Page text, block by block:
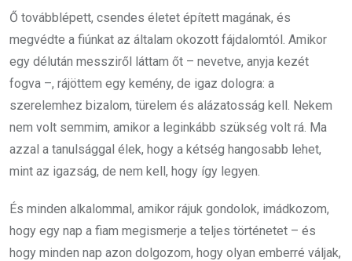
Ő továbblépett, csendes életet épített magának, és
megvédte a fiúnkat az általam okozott fájdalomtól. Amikor
egy délután messziről láttam őt – nevetve, anyja kezét
fogva –, rájöttem egy kemény, de igaz dologra: a
szerelemhez bizalom, türelem és alázatosság kell. Nekem
nem volt semmim, amikor a leginkább szükség volt rá. Ma
azzal a tanulsággal élek, hogy a kétség hangosabb lehet,
mint az igazság, de nem kell, hogy így legyen.
És minden alkalommal, amikor rájuk gondolok, imádkozom,
hogy egy nap a fiam megismerje a teljes történetet – és
hogy minden nap azon dolgozom, hogy olyan emberré váljak,